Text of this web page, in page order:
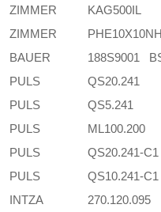
ZIMMER
KAG500IL
ZIMMER
BAUER
188S9001
PULS
QS20.241
PULS
QS5.241
PULS
ML100.200
PULS
QS20.241-C1
PULS
QS10.241-C1
INTZA
270.120.095